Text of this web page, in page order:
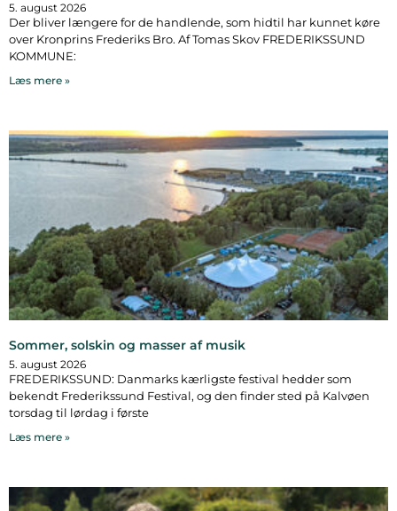
5. august 2026
Der bliver længere for de handlende, som hidtil har kunnet køre
over Kronprins Frederiks Bro. Af Tomas Skov FREDERIKSSUND
KOMMUNE:
Læs mere »
Sommer, solskin og masser af musik
5. august 2026
FREDERIKSSUND: Danmarks kærligste festival hedder som
bekendt Frederikssund Festival, og den finder sted på Kalvøen
torsdag til lørdag i første
Læs mere »